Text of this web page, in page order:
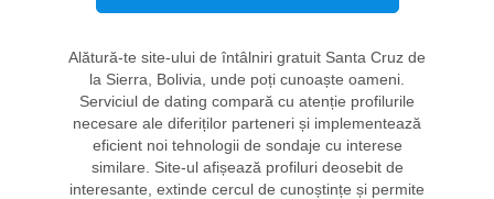
Alătură-te site-ului de întâlniri gratuit Santa Cruz de
la Sierra, Bolivia, unde poți cunoaște oameni.
Serviciul de dating compară cu atenție profilurile
necesare ale diferiților parteneri și implementează
eficient noi tehnologii de sondaje cu interese
similare. Site-ul afișează profiluri deosebit de
interesante, extinde cercul de cunoștințe și permite